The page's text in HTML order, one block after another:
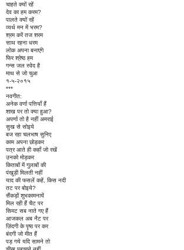
चाहते क्यों रहें
देव का हम करम?
पालते क्यों रहें
व्यर्थ मन में भरम?
श्रम करें तज शरम
साथ रहना धरम
लोक अपना बनाएंगे
फिर श्रेष्ठ हम
गन्स जल स्वेद है
माथ से जो चुआ
१-५-२०१५
***
नवगीत:
अनेक वर्णा पत्तियाँ हैं
शाख पर तो क्या हुआ?
अपर्णा तो है नहीं अमराई
सुख से सोइये
बज रहा चलभाष सुनिए
काम अपना छोड़कर
पत्र आते ही कहाँ जो रखें
उनको मोड़कर
किताबों में गुलाबों की
पंखुड़ी मिलती नहीं
याद की फसलें कहें, किस नदी
तट पर बोइये?
सैंकड़ों शुभकामनायें
मिल रही हैं चैट पर
सिमट सब नाते गए हैं
आजकल अब नैट पर
ज़िंदगी के पृष्ठ पर कर
बंदगी जो मीत हैं
पड़ गये यदि सामने तो